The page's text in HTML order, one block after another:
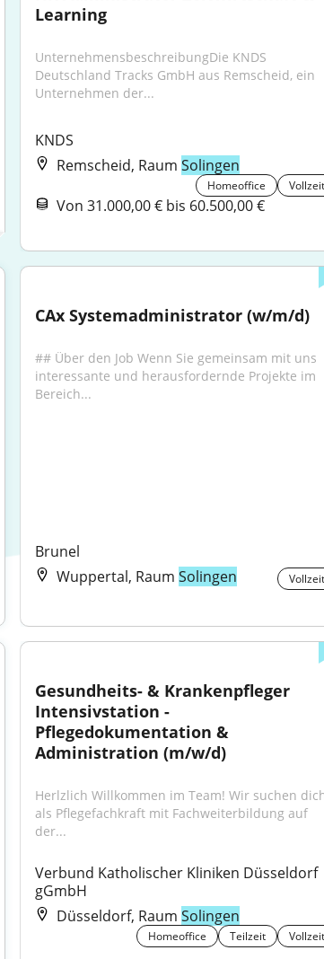
Learning
UnternehmensbeschreibungDie KNDS
Deutschland Tracks GmbH aus Remscheid, ein
Unternehmen der...
KNDS
Remscheid, RaumSolingen
Homeoffice Vollzeit
Von 31.000,00 € bis 60.500,00 €
CAx Systemadministrator (w/m/d)
## Über den Job Wenn Sie gemeinsam mit uns
interessante und herausfordernde Projekte im
Bereich...
Brunel
Wuppertal, RaumSolingen Vollzeit
Gesundheits- & Krankenpfleger
Intensivstation -
Pflegedokumentation &
Administration (m/w/d)
Herlzlich Willkommen im Team! Wir suchen
als Pflegefachkraft mit Fachweiterbildung auf
der...
Verbund Katholischer Kliniken Düsseldorf
gGmbH
Düsseldorf, RaumSolingen
Homeoffice Teilzeit Vollzeit